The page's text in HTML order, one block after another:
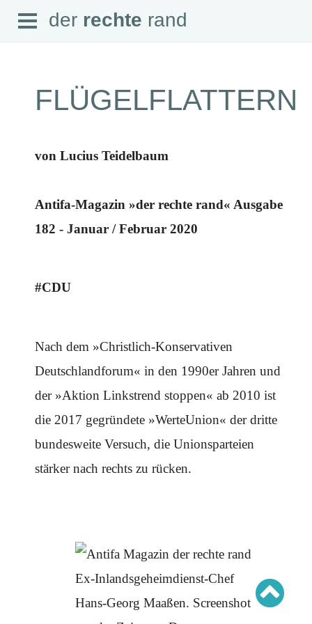
der rechte rand
Home
Audio
Downloads
SCHWERPUNKTE
Schwerpunkt »Identitäre Bewegung«
Schwerpunkt NSU
Schwerpunkt »Reichsbürger«
Schwerpunkt NPD
Ausgaben Übersicht
Ausgabe 221
Ausgabe 219
Ausgabe 218
Open
Menu
der rechte rand
FLÜGELFLATTERN
von Lucius Teidelbaum
Antifa-Magazin »der rechte rand« Ausgabe
182 - Januar / Februar 2020
#CDU
Nach dem »Christlich-Konservativen
Deutschlandforum« in den 1990er Jahren und
der »Aktion Linkstrend stoppen« ab 2010 ist
die 2017 gegründete »WerteUnion« der dritte
bundesweite Versuch, die Unionsparteien
stärker nach rechts zu rücken.
Ex-Inlandsgeheimdienst-Chef
Hans-Georg Maaßen. Screenshot